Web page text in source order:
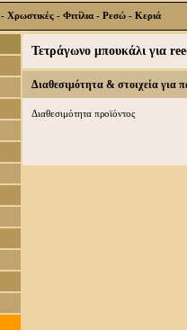
Χρωστικές - Φιτίλια - Ρεσώ - Κεριά
Τετράγωνο μπουκάλι για
Διαθεσιμότητα & στοιχεία για
Διαθεσιμότητα προϊόντος